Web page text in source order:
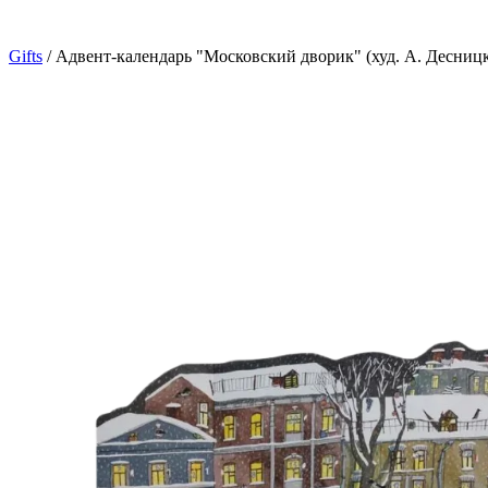
Gifts / Адвент-календарь "Московский дворик" (худ. А.